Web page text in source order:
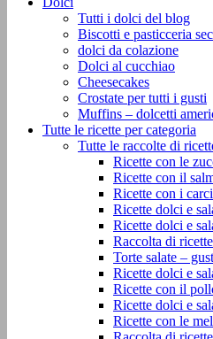
Tutti i dolci del blog
Biscotti e pasticceria
dolci da colazione
Dolci al cucchiao
Cheesecakes
Crostate per tutti i gusti
Muffins – dolcetti
Tutte le ricette per categoria
Tutte le raccolte di
Ricette con le
Ricette con il
Ricette con i
Ricette dolci e
Ricette dolci e
Raccolta di
Torte salate –
Ricette dolci e
Ricette con il
Ricette dolci e
Ricette con le